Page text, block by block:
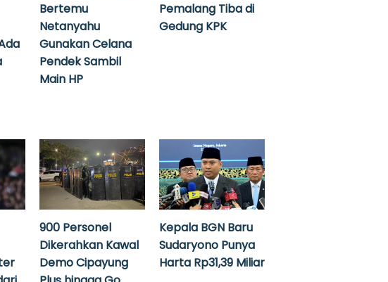
Bertemu
Netanyahu
Gunakan Celana
Pendek Sambil
Main HP
Pemalang Tiba di
Gedung KPK
900 Personel
Dikerahkan Kawal
Demo Cipayung
Kepala BGN Baru
Sudaryono Punya
Harta Rp31,39 Miliar